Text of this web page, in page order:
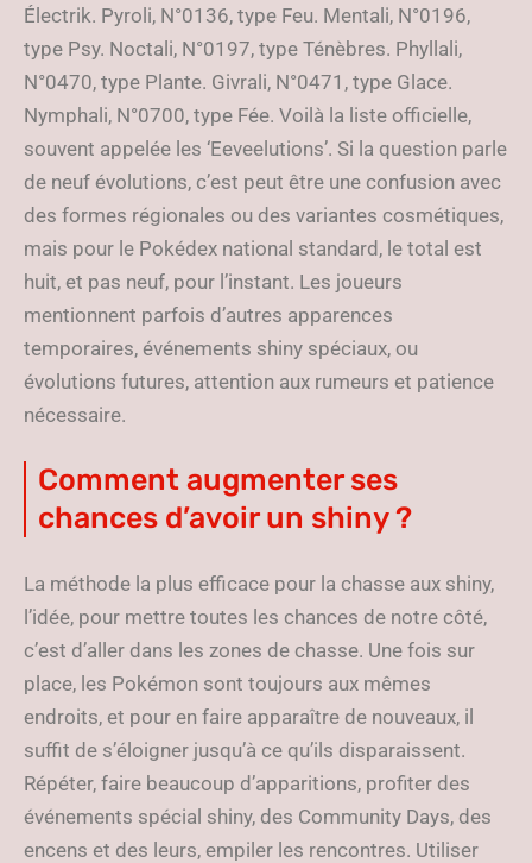
Électrik. Pyroli, N°0136, type Feu. Mentali, N°0196,
type Psy. Noctali, N°0197, type Ténèbres. Phyllali,
N°0470, type Plante. Givrali, N°0471, type Glace.
Nymphali, N°0700, type Fée. Voilà la liste officielle,
souvent appelée les ‘Eeveelutions’. Si la question parle
de neuf évolutions, c’est peut être une confusion avec
des formes régionales ou des variantes cosmétiques,
mais pour le Pokédex national standard, le total est
huit, et pas neuf, pour l’instant. Les joueurs
mentionnent parfois d’autres apparences
temporaires, événements shiny spéciaux, ou
évolutions futures, attention aux rumeurs et patience
nécessaire.
Comment augmenter ses
chances d’avoir un shiny ?
La méthode la plus efficace pour la chasse aux shiny,
l’idée, pour mettre toutes les chances de notre côté,
c’est d’aller dans les zones de chasse. Une fois sur
place, les Pokémon sont toujours aux mêmes
endroits, et pour en faire apparaître de nouveaux, il
suffit de s’éloigner jusqu’à ce qu’ils disparaissent.
Répéter, faire beaucoup d’apparitions, profiter des
événements spécial shiny, des Community Days, des
encens et des leurs, empiler les rencontres. Utiliser